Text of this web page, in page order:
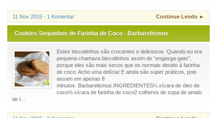
11 Nov 2015 - 1 Komentar Continue Lendo ►
Cookies Sequinhos de Farinha de Coco - Barbarelismus
Estes biscoitinhos são crocantes e deliciosos. Quando eu era
pequena chamava biscoitinhos assim de “engasga-gato”,
porque eles são mais secos que os normais devido à farinha
de coco. Acho uma delícia! E ainda são super práticos, pois
assam em apenas 8
minutos. Barbarelismus.INGREDIENTES¼ xícara de óleo de
coco½ xícara de farinha de coco2 colheres de sopa de amido
de t...